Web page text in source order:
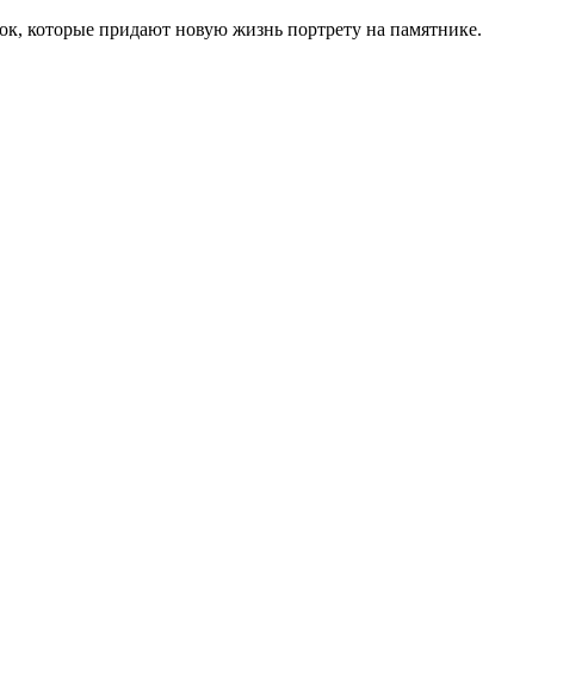
которые придают новую жизнь портрету на памятнике.